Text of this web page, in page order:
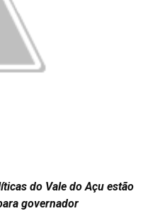
do Vale do Açu estão
governador